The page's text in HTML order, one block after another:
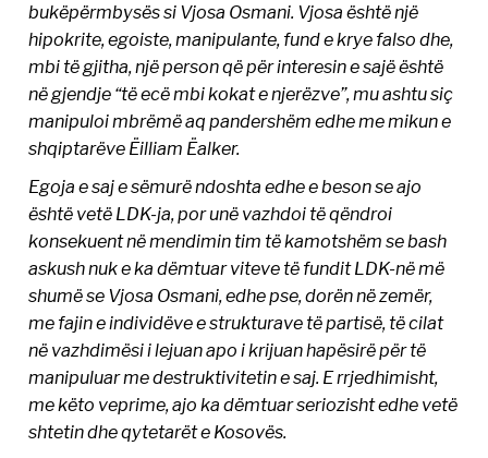
bukëpërmbysës si Vjosa Osmani. Vjosa është një
hipokrite, egoiste, manipulante, fund e krye falso dhe,
mbi të gjitha, një person që për interesin e sajë është
në gjendje “të ecë mbi kokat e njerëzve”, mu ashtu siç
manipuloi mbrëmë aq pandershëm edhe me mikun e
shqiptarëve Ëilliam Ëalker.
Egoja e saj e sëmurë ndoshta edhe e beson se ajo
është vetë LDK-ja, por unë vazhdoi të qëndroi
konsekuent në mendimin tim të kamotshëm se bash
askush nuk e ka dëmtuar viteve të fundit LDK-në më
shumë se Vjosa Osmani, edhe pse, dorën në zemër,
me fajin e individëve e strukturave të partisë, të cilat
në vazhdimësi i lejuan apo i krijuan hapësirë për të
manipuluar me destruktivitetin e saj. E rrjedhimisht,
me këto veprime, ajo ka dëmtuar seriozisht edhe vetë
shtetin dhe qytetarët e Kosovës.